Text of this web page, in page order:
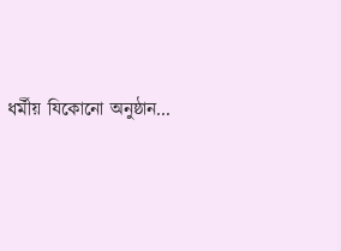
ধৰ্মীয় যিকোনো অনুষ্ঠান...